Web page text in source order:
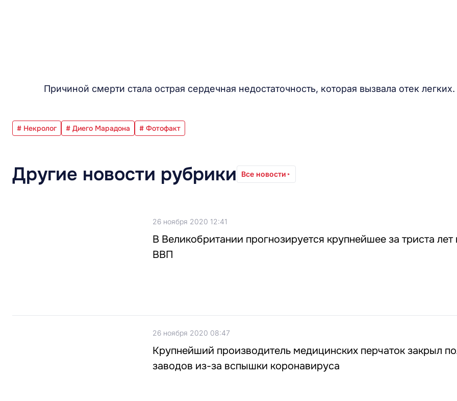
Причиной смерти стала острая сердечная недостаточность, которая вызвала отек
# Некролог # Диего Марадона # Фотофакт
Другие новости рубрики Все новости
26 ноября 2020 12:41
В Великобритании прогнозируется крупнейшее за триста лет
ВВП
26 ноября 2020 08:47
Крупнейший производитель медицинских перчаток закрыл
заводов из-за вспышки коронавируса